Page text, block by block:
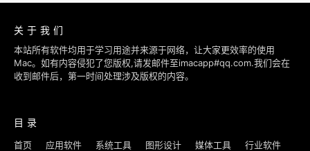
关于我们
本站所有软件均用于学习用途并来源于网络，让大家更效率的使用
Mac。如有内容侵犯了您版权,请发邮件至imacapp#qq.com.我们会在
收到邮件后，第一时间处理涉及版权的内容。
目录
首页 应用软件 系统工具 图形设计 媒体工具 行业软件